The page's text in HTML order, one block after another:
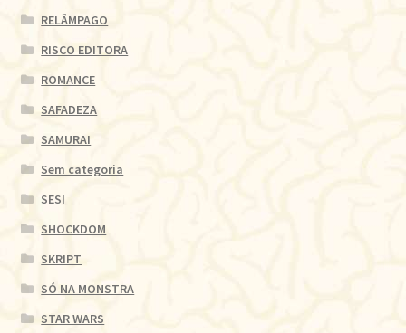
RELÂMPAGO
RISCO EDITORA
ROMANCE
SAFADEZA
SAMURAI
Sem categoria
SESI
SHOCKDOM
SKRIPT
SÓ NA MONSTRA
STAR WARS